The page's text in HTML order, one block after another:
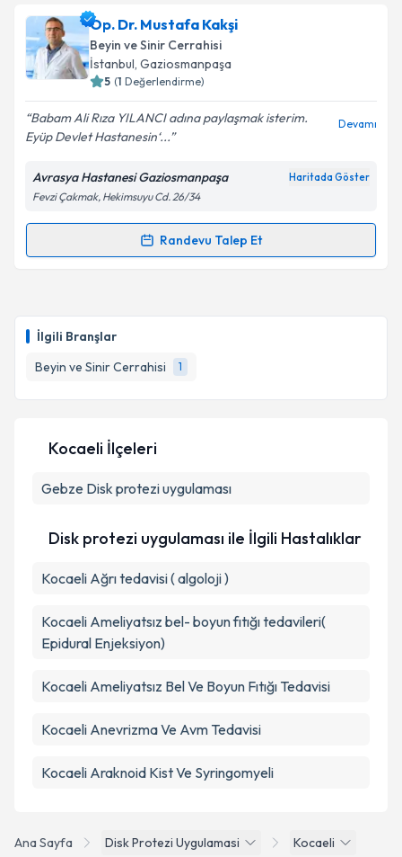
İlgili Branşlar
Beyin ve Sinir Cerrahisi
1
Takvim Talebini Gönder
Prof. Dr. Ali Yılmaziçin randevu takvimi talebi
oluşturun. Size bu uzmandan randevu almanız için bir
takvim hazırlandığında e-posta ile bilgilendireceğiz.
Kişisel verilerimin işlenmesine ilişkin
Aydınlatma
Metni'ni okudum ve kişisel verilerimin belirtilen
kapsamda işlenmesini kabul ediyorum.
Op. Dr. Mustafa Kakşi
Beyin ve Sinir Cerrahisi
İstanbul, Gaziosmanpaşa
5 (1 Değerlendirme)
Babam Ali Rıza YILANCI adına paylaşmak isterim.
Eyüp Devlet Hastanesin‘...
Devamı
Avrasya Hastanesi Gaziosmanpaşa Haritada Göster
Fevzi Çakmak, Hekimsuyu Cd. 26/34
Randevu Talep Et
Randevu Takvimi Talebi
takvim hazırlandığında e-posta ile bilgilendireceğiz.
Metni'ni okudum ve kişisel verilerimin belirtilen
Ana Sayfa Disk Protezi Uygulamasi Kocaeli
Kocaeli İlçeleri
Gebze Disk protezi uygulaması
Disk protezi uygulaması ile İlgili Hastalıklar
Kocaeli Ağrı tedavisi ( algoloji )
Kocaeli Ameliyatsız bel- boyun fıtığı tedavileri(
Epidural Enjeksiyon)
Kocaeli Ameliyatsız Bel Ve Boyun Fıtığı Tedavisi
Kocaeli Anevrizma Ve Avm Tedavisi
Kocaeli Araknoid Kist Ve Syringomyeli